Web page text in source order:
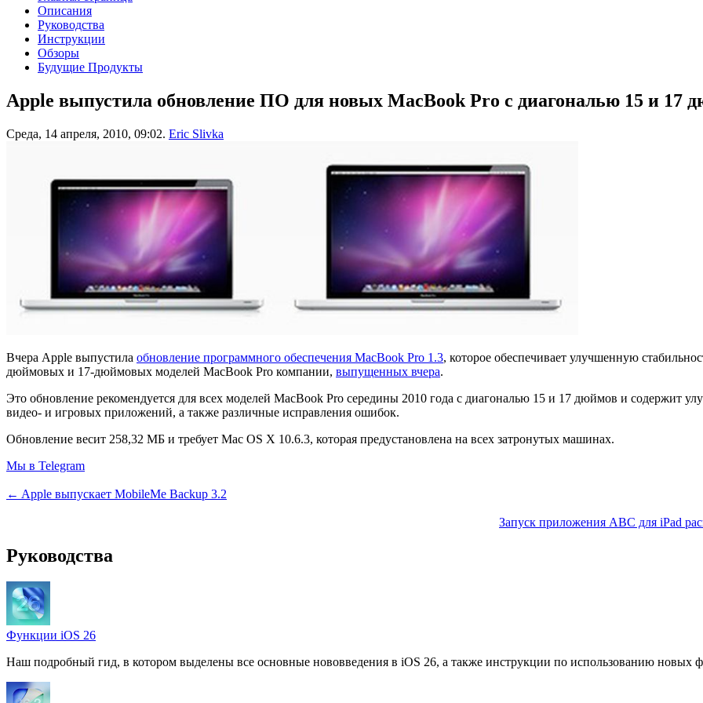
Описания
Руководства
Инструкции
Обзоры
Будущие Продукты
Apple выпустила обновление ПО для новых MacBook Pro с диагональю 15 и 17
Среда, 14 апреля, 2010, 09:02. Eric Slivka
Вчера Apple выпустила обновление программного обеспечения MacBook Pro 1.3, которое обеспечивает улучшенную
дюймовых и 17-дюймовых моделей MacBook Pro компании, выпущенных вчера.
Это обновление рекомендуется для всех моделей MacBook Pro середины 2010 года с диагональю 15 и 17 дюймов и содержит
видео- и игровых приложений, а также различные исправления ошибок.
Обновление весит 258,32 МБ и требует Mac OS X 10.6.3, которая предустановлена на всех затронутых машинах.
Мы в Telegram
← Apple выпускает MobileMe Backup 3.2
Запуск приложения ABC для iPad
Руководства
Функции iOS 26
Наш подробный гид, в котором выделены все основные нововведения в iOS 26, а также инструкции по использованию новых